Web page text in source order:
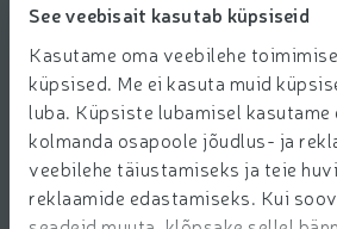
See veebisait kasutab küpsiseid
Kasutame oma veebilehe
küpsised. Me ei kasuta muid
luba. Küpsiste lubamisel kasutame
kolmanda osapoole jõudlus- ja
veebilehe täiustamiseks ja teie
reklaamide edastamiseks. Kui